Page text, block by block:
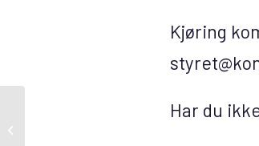
Kjøring
Har du